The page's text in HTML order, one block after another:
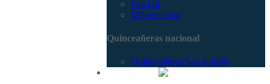
San Gil
Villavicencio
Quinceañeras nacional
Quinceañeras San Andrés